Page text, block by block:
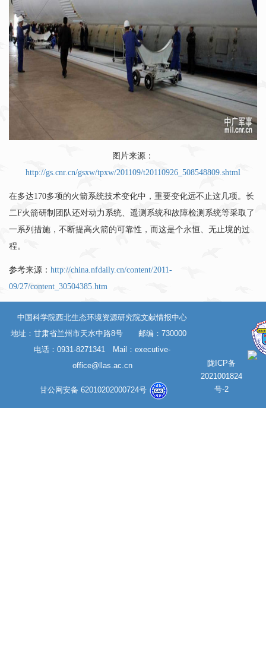
图片来源：
http://gs.cnr.cn/gsxw/tpxw/201109/t20110926_508548809.shtml
在多达170多项的火箭系统技术变化中，重要变化远不止这几项。长
二F火箭研制团队还对动力系统、遥测系统和故障检测系统等采取了
一系列措施，不断提高火箭的可靠性，而这是个永恒、无止境的过
程。
参考来源： http://china.nfdaily.cn/content/2011-
09/27/content_30504385.htm
中国科学院西北生态环境资源研究院文献情报中心
地址：甘肃省兰州市天水中路8号 邮编：730000
电话：0931-8271341 Mail： executive-
office@llas.ac.cn
甘公网安备 62010202000724号
陇ICP备
2021001824
号-2